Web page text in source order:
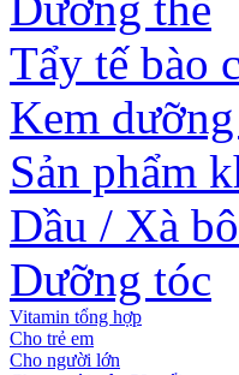
Tẩy tế bào
Kem
Sản phẩm
Dầu / Xà
Dưỡng tóc
Vitamin tổng hợp
Cho trẻ em
Cho người lớn